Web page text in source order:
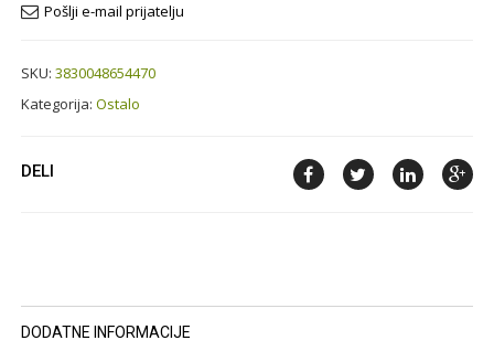
Pošlji e-mail prijatelju
SKU:3830048654470
Kategorija:Ostalo
DELI
DODATNE INFORMACIJE